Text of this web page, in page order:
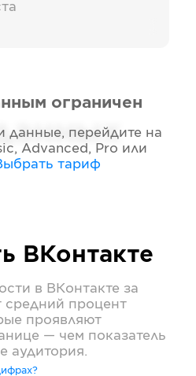
ограничен
данные, перейдите на
Advanced, Pro или
тариф
ВКонтакте
в ВКонтакте за
средний процент
проявляют
— чем показатель
аудитория.